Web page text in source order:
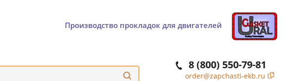
Производство прокладок для двигателей
8 (800) 550-79-81
order@zapchasti-ekb.ru